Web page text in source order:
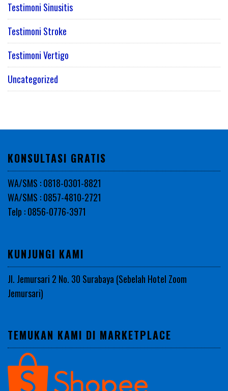
Testimoni Sinusitis
Testimoni Stroke
Testimoni Vertigo
Uncategorized
KONSULTASI GRATIS
WA/SMS : 0818-0301-8821
WA/SMS : 0857-4810-2721
Telp : 0856-0776-3971
KUNJUNGI KAMI
Jl. Jemursari 2 No. 30 Surabaya (Sebelah Hotel Zoom
Jemursari)
TEMUKAN KAMI DI MARKETPLACE